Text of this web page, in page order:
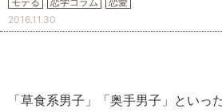
2016.11.30
「草食系男子」「奥手男子」といっ